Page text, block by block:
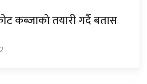
कब्जाको तयारी गर्दै बतास